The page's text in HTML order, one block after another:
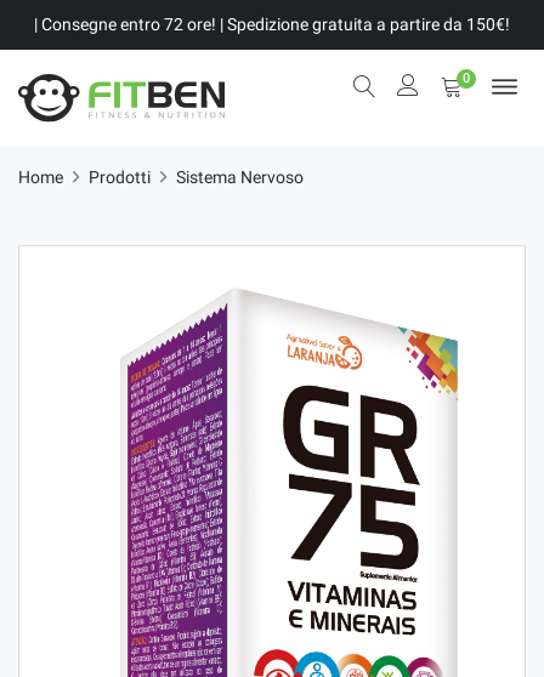
| Consegne entro 72 ore! | Spedizione gratuita a partire da 150€!
0
Home Prodotti Sistema Nervoso